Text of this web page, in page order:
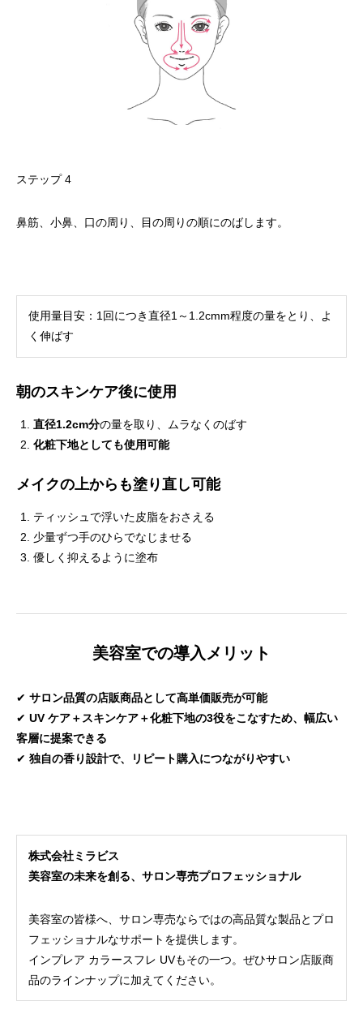
ステップ 4
鼻筋、小鼻、口の周り、目の周りの順にのばします。
使用量目安：1回につき直径1～1.2cmm程度の量をとり、よ
く伸ばす
朝のスキンケア後に使用
直径1.2cm分の量を取り、ムラなくのばす
化粧下地としても使用可能
メイクの上からも塗り直し可能
ティッシュで浮いた皮脂をおさえる
少量ずつ手のひらでなじませる
優しく抑えるように塗布
美容室での導入メリット
✔ サロン品質の店販商品として高単価販売が可能
✔ UV ケア＋スキンケア＋化粧下地の3役をこなすため、幅広い
客層に提案できる
✔ 独自の香り設計で、リピート購入につながりやすい
株式会社ミラビス
美容室の未来を創る、サロン専売プロフェッショナル
美容室の皆様へ、サロン専売ならではの高品質な製品とプロ
フェッショナルなサポートを提供します。
インプレア カラースフレ UVもその一つ。ぜひサロン店販商
品のラインナップに加えてください。